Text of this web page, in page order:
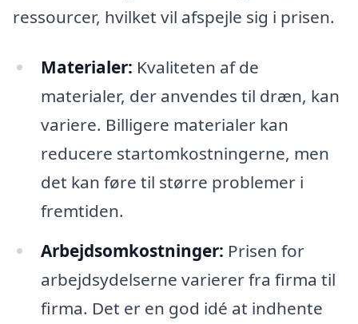
ressourcer, hvilket vil afspejle sig i prisen.
Materialer: Kvaliteten af de
materialer, der anvendes til dræn, kan
variere. Billigere materialer kan
reducere startomkostningerne, men
det kan føre til større problemer i
fremtiden.
Arbejdsomkostninger: Prisen for
arbejdsydelserne varierer fra firma til
firma. Det er en god idé at indhente